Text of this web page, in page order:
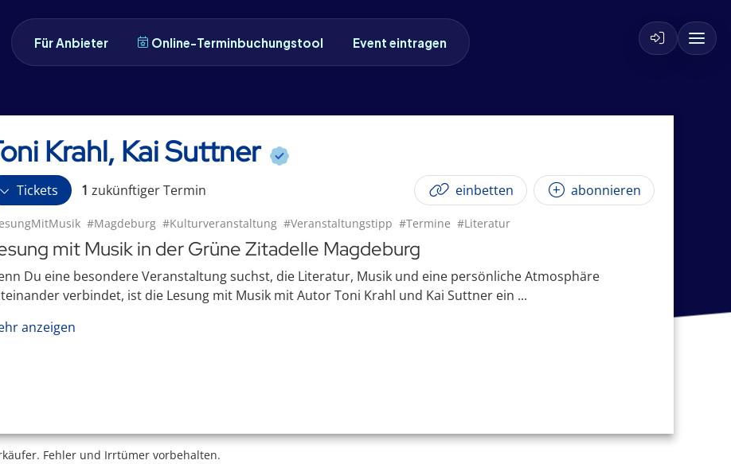
Für Anbieter Online-Terminbuchungstool Event eintragen
Krahl, Kai Suttner
Tickets 1 zukünftigerTermin einbetten abonnieren
#Magdeburg #Kulturveranstaltung #Veranstaltungstipp #Termine #Literatur
mit Musik in der Grüne Zitadelle Magdeburg
Du eine besondere Veranstaltung suchst, die Literatur, Musik und eine persönliche Atmosphäre
verbindet, ist die Lesung mit Musik mit Autor Toni Krahl und Kai Suttner ein ...
anzeigen
Fehler und Irrtümer vorbehalten.